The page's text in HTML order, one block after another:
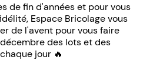
de fin d'années et pour vous
Espace Bricolage vous
de l'avent pour vous faire
des lots et des
jour 🔥